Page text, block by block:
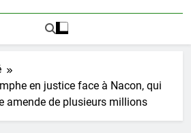
en justice face à Nacon, qui
amende de plusieurs millions